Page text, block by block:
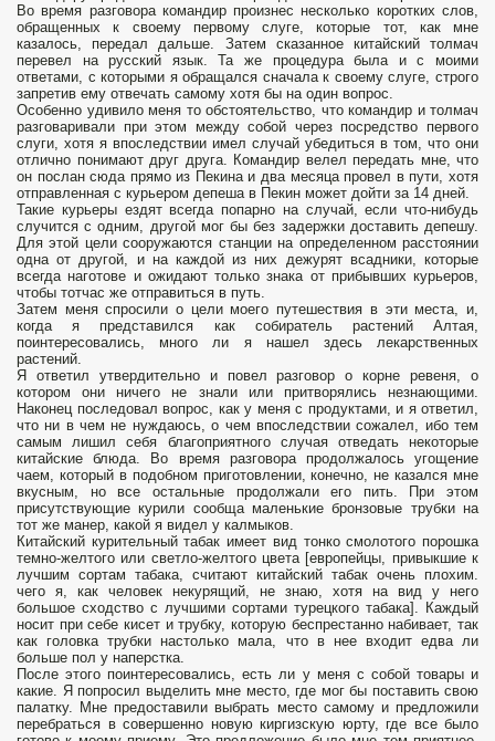
Во время разговора командир произнес несколько коротких слов,
обращенных к своему первому слуге, которые тот, как мне
казалось, передал дальше. Затем сказанное китайский толмач
перевел на русский язык. Та же процедура была и с моими
ответами, с которыми я обращался сначала к своему слуге, строго
запретив ему отвечать самому хотя бы на один вопрос.
Особенно удивило меня то обстоятельство, что командир и толмач
разговаривали при этом между собой через посредство первого
слуги, хотя я впоследствии имел случай убедиться в том, что они
отлично понимают друг друга. Командир велел передать мне, что
он послан сюда прямо из Пекина и два месяца провел в пути, хотя
отправленная с курьером депеша в Пекин может дойти за 14 дней.
Такие курьеры ездят всегда попарно на случай, если что-нибудь
случится с одним, другой мог бы без задержки доставить депешу.
Для этой цели сооружаются станции на определенном расстоянии
одна от другой, и на каждой из них дежурят всадники, которые
всегда наготове и ожидают только знака от прибывших курьеров,
чтобы тотчас же отправиться в путь.
Затем меня спросили о цели моего путешествия в эти места, и,
когда я представился как собиратель растений Алтая,
поинтересовались, много ли я нашел здесь лекарственных
растений.
Я ответил утвердительно и повел разговор о корне ревеня, о
котором они ничего не знали или притворялись незнающими.
Наконец последовал вопрос, как у меня с продуктами, и я ответил,
что ни в чем не нуждаюсь, о чем впоследствии сожалел, ибо тем
самым лишил себя благоприятного случая отведать некоторые
китайские блюда. Во время разговора продолжалось угощение
чаем, который в подобном приготовлении, конечно, не казался мне
вкусным, но все остальные продолжали его пить. При этом
присутствующие курили сообща маленькие бронзовые трубки на
тот же манер, какой я видел у калмыков.
Китайский курительный табак имеет вид тонко смолотого порошка
темно-желтого или светло-желтого цвета [европейцы, привыкшие к
лучшим сортам табака, считают китайский табак очень плохим.
чего я, как человек некурящий, не знаю, хотя на вид у него
большое сходство с лучшими сортами турецкого табака]. Каждый
носит при себе кисет и трубку, которую беспрестанно набивает, так
как головка трубки настолько мала, что в нее входит едва ли
больше пол у наперстка.
После этого поинтересовались, есть ли у меня с собой товары и
какие. Я попросил выделить мне место, где мог бы поставить свою
палатку. Мне предоставили выбрать место самому и предложили
перебраться в совершенно новую киргизскую юрту, где все было